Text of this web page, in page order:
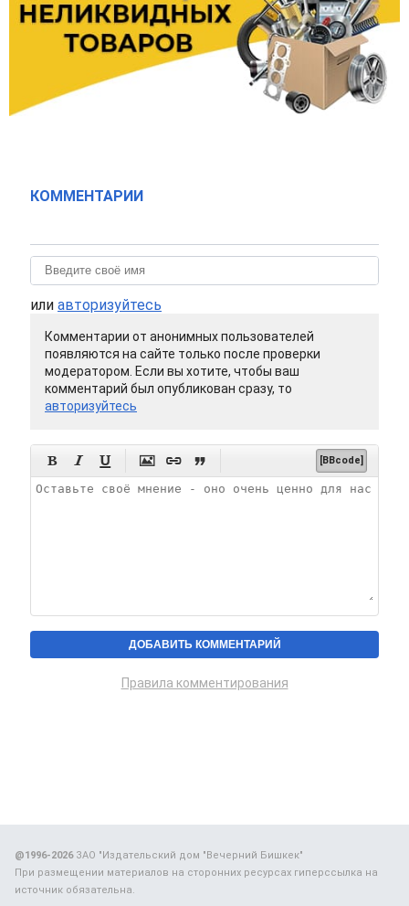
КОММЕНТАРИИ
или авторизуйтесь
Комментарии от анонимных пользователей
появляются на сайте только после проверки
модератором. Если вы хотите, чтобы ваш
комментарий был опубликован сразу, то
авторизуйтесь
      [BBcode]
Правила комментирования
@1996-2026ЗАО "Издательский дом "Вечерний Бишкек"
При размещении материалов на сторонних ресурсах гиперссылка на
источник обязательна.